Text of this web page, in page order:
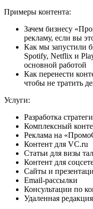
Примеры контента:
Зачем бизнесу
рекламу, если вы
Как мы запустили
Spotify, Netflix и
основной работой⁠⁠
Как перенести
чтобы не тратить
Услуги:
Разработка
Комплексный
Реклама на
Контент для VC.ru
Статьи для визы
Контент для
Сайты и
Email-рассылки
Консультации по
Удаленная редакция